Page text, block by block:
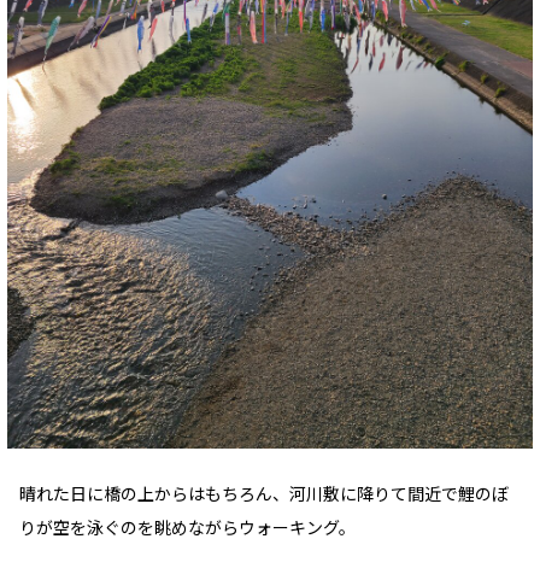
晴れた日に橋の上からはもちろん、河川敷に降りて間近で鯉のぼ
りが空を泳ぐのを眺めながらウォーキング。